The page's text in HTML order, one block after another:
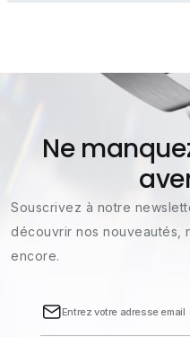
Ne
Souscrivez à notre
découvrir nos nouveautés,
encore.